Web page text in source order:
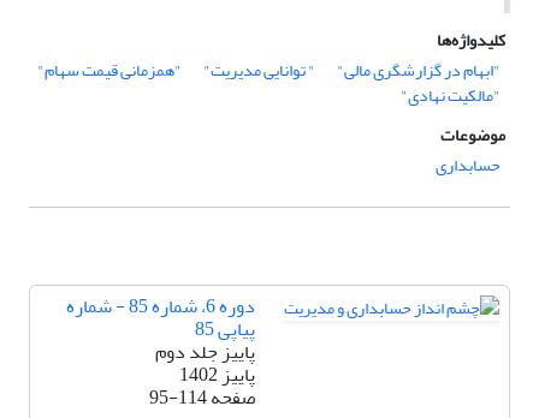
کلیدواژه‌ها
"ابهام در گزارشگری مالی"
" توانایی مدیریت" "همزمانی قیمت سهام"
"مالکیت نهادی"
موضوعات
حسابداری
دوره 6، شماره 85 - شماره
پیاپی 85
پاییز جلد دوم
پاییز 1402
صفحه95-114